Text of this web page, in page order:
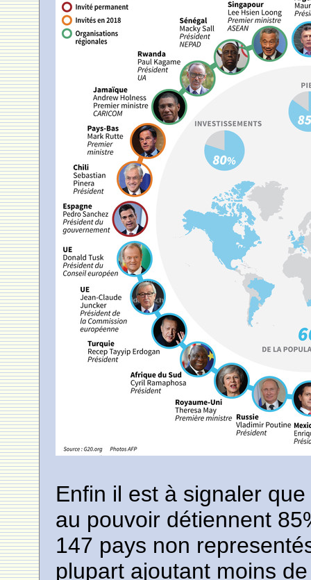
Enfin il est à signaler
au pouvoir détiennent
147 pays non
plupart ajoutant moins